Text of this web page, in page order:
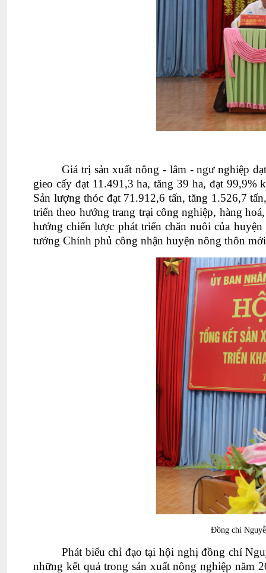
Giá trị sản xuất nông - lâm - ngư nghiệp
gieo cấy đạt 11.491,3 ha, tăng 39 ha, đạt 99,9%
Sản lượng thóc đạt 71.912,6 tấn, tăng 1.526,7
triển theo hướng trang trại công nghiệp, hàng
hướng chiến lược phát triển chăn nuôi của
tướng Chính phủ công nhận huyện nông thôn
Đồng chí
Phát biểu chỉ đạo tại hội nghị đồng chí
những kết quả trong sản xuất nông nghiệp